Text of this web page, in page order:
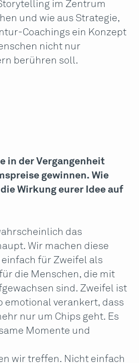
im Zentrum
und wie aus Strategie,
Coachings ein Konzept
nicht nur
berühren soll.
in der Vergangenheit
gewinnen. Wie
Wirkung eurer Idee auf
das
Wir machen diese
für Zweifel als
die Menschen, die mit
sind. Zweifel ist
emotional verankert, dass
nur um Chips geht. Es
Momente und
wir treffen. Nicht einfach